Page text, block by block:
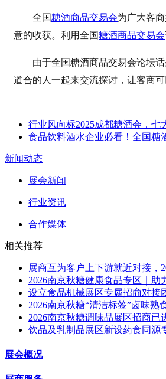
全国糖酒商品交易会为广大客
意的收获。利用全国糖酒商品交易会
由于全国糖酒商品交易会论坛
道合的人一起来交流探讨，让客商
行业风向标2025成都糖酒会，
食品饮料酒水企业必看！全国糖
新闻动态
展会新闻
行业资讯
合作媒体
相关推荐
展商互为客户上下游就近对接，
2026南京秋糖健康食品专区｜
设立食品机械展区专属招商对接
2026南京秋糖“清洁标签”卤味
2026南京秋糖调味品展区招商
饮品及乳制品展区新设药食同源
展会概况